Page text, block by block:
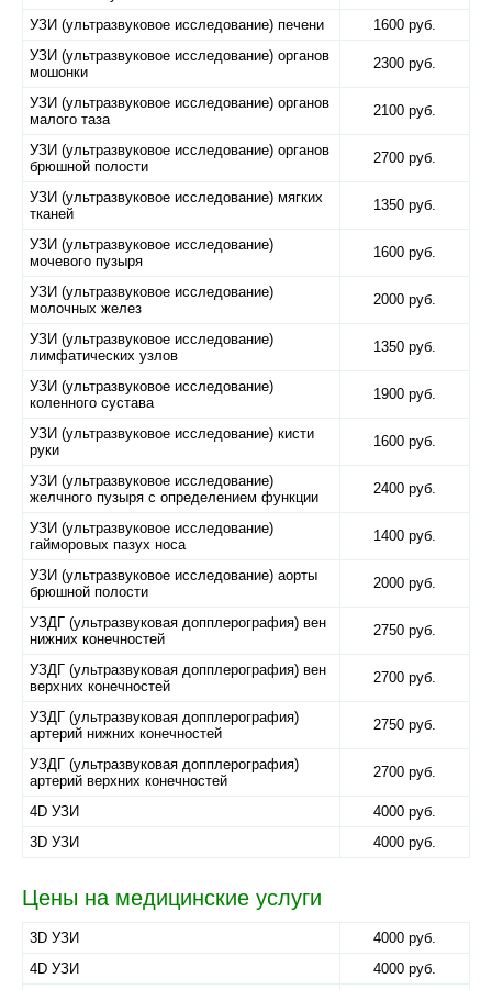
УЗИ (ультразвуковое исследование) печени
1600 руб.
УЗИ (ультразвуковое исследование) органов
мошонки
2300 руб.
УЗИ (ультразвуковое исследование) органов
малого таза
2100 руб.
УЗИ (ультразвуковое исследование) органов
брюшной полости
2700 руб.
УЗИ (ультразвуковое исследование) мягких
тканей
1350 руб.
УЗИ (ультразвуковое исследование)
мочевого пузыря
1600 руб.
УЗИ (ультразвуковое исследование)
молочных желез
2000 руб.
УЗИ (ультразвуковое исследование)
лимфатических узлов
1350 руб.
УЗИ (ультразвуковое исследование)
коленного сустава
1900 руб.
УЗИ (ультразвуковое исследование) кисти
руки
1600 руб.
УЗИ (ультразвуковое исследование)
желчного пузыря с определением функции
2400 руб.
УЗИ (ультразвуковое исследование)
гайморовых пазух носа
1400 руб.
УЗИ (ультразвуковое исследование) аорты
брюшной полости
2000 руб.
УЗДГ (ультразвуковая допплерография) вен
нижних конечностей
2750 руб.
УЗДГ (ультразвуковая допплерография) вен
верхних конечностей
2700 руб.
УЗДГ (ультразвуковая допплерография)
артерий нижних конечностей
2750 руб.
УЗДГ (ультразвуковая допплерография)
артерий верхних конечностей
2700 руб.
4D УЗИ
4000 руб.
3D УЗИ
4000 руб.
Цены на медицинские услуги
3D УЗИ
4000 руб.
4D УЗИ
4000 руб.